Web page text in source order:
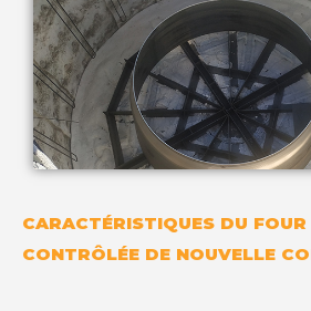
CARACTÉRISTIQUES DU
CONTRÔLÉE DE NOUVELLE